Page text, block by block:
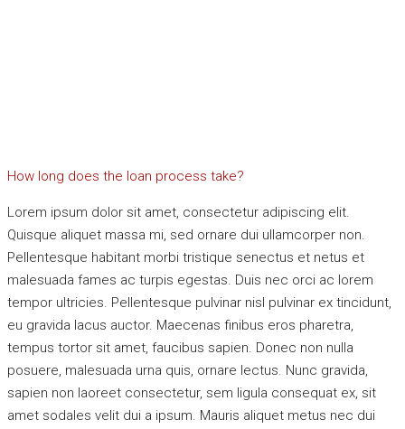
How long does the loan process take?
Lorem ipsum dolor sit amet, consectetur adipiscing elit.
Quisque aliquet massa mi, sed ornare dui ullamcorper non.
Pellentesque habitant morbi tristique senectus et netus et
malesuada fames ac turpis egestas. Duis nec orci ac lorem
tempor ultricies. Pellentesque pulvinar nisl pulvinar ex tincidunt,
eu gravida lacus auctor. Maecenas finibus eros pharetra,
tempus tortor sit amet, faucibus sapien. Donec non nulla
posuere, malesuada urna quis, ornare lectus. Nunc gravida,
sapien non laoreet consectetur, sem ligula consequat ex, sit
amet sodales velit dui a ipsum. Mauris aliquet metus nec dui